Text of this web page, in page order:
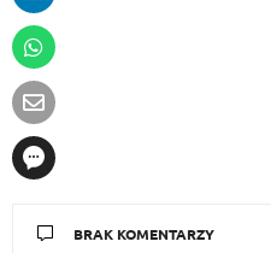
BRAK KOMENTARZY